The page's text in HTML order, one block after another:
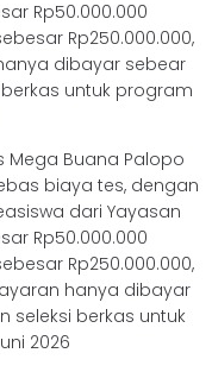
Rp50.000.000
Rp250.000.000,
dibayar sebear
berkas untuk program
Mega Buana Palopo
biaya tes, dengan
dari Yayasan
Rp50.000.000
Rp250.000.000,
hanya dibayar
seleksi berkas untuk
2026